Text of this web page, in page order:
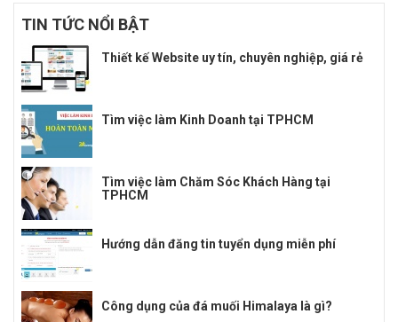
TIN TỨC NỔI BẬT
Thiết kế Website uy tín, chuyên nghiệp, giá rẻ
Tìm việc làm Kinh Doanh tại TPHCM
Tìm việc làm Chăm Sóc Khách Hàng tại
TPHCM
Hướng dẫn đăng tin tuyển dụng miễn phí
Công dụng của đá muối Himalaya là gì?